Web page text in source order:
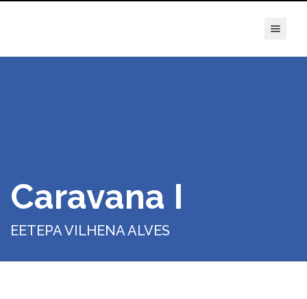
true
Caravana I
EETEPA VILHENA ALVES